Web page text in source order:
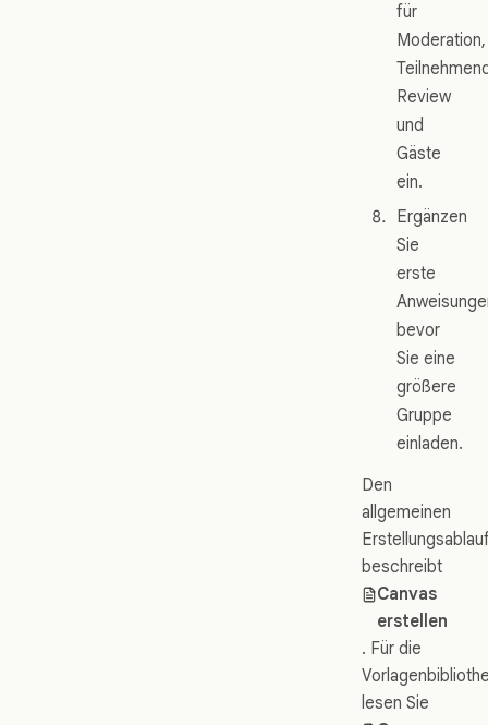
für
Moderation,
Review
und
Gäste
ein.
Ergänzen
Sie
erste
bevor
Sie eine
größere
Gruppe
einladen.
Den
allgemeinen
beschreibt
Canvas
erstellen
. Für die
lesen Sie